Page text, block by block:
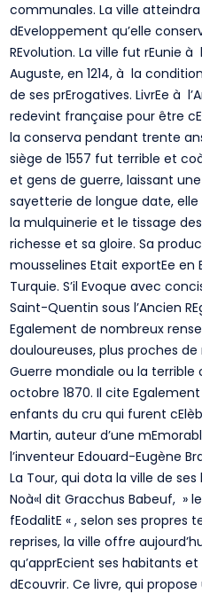
communales. La ville atteindra
dEveloppement qu’elle
REvolution. La ville fut rEunie
Auguste, en 1214, à la
de ses prErogatives. LivrEe à
redevint française pour être
la conserva pendant trente
siège de 1557 fut terrible et
et gens de guerre, laissant
sayetterie de longue date,
la mulquinerie et le tissage
richesse et sa gloire. Sa
mousselines Etait exportEe en
Turquie. S’il Evoque avec
Saint-Quentin sous l’Ancien
Egalement de nombreux
douloureuses, plus proches
Guerre mondiale ou la
octobre 1870. Il cite
enfants du cru qui furent
Martin, auteur d’une
l’inventeur Edouard-Eugène
La Tour, qui dota la ville de
Noà«l dit Gracchus Babeuf, »
fEodalitE « , selon ses propres
reprises, la ville offre
qu’apprEcient ses habitants
dEcouvrir. Ce livre, qui